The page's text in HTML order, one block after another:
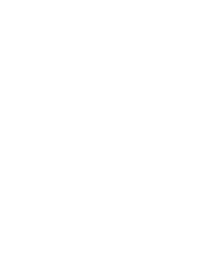
Aussenrundschleifen